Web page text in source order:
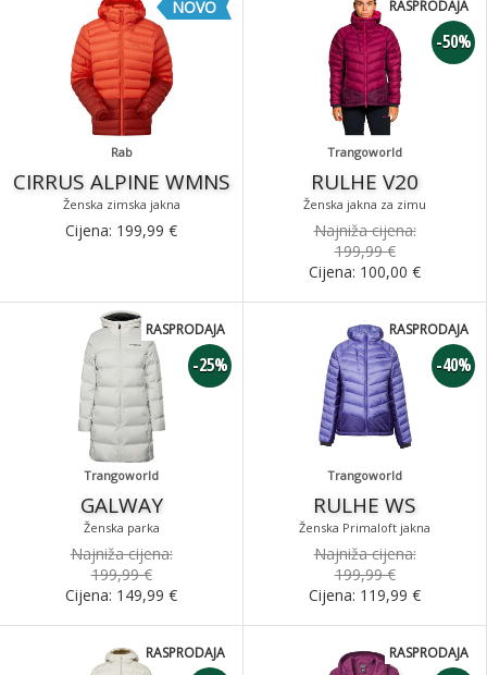
Rab
CIRRUS ALPINE WMNS
Ženska zimska jakna
NOVO
Cijena: 199,99 €
Trangoworld
RULHE V20
Ženska jakna za zimu
-50%
RASPRODAJA
Najniža cijena:
199,99 €
Cijena: 100,00 €
Trangoworld
GALWAY
Ženska parka
-25%
RASPRODAJA
Najniža cijena:
199,99 €
Cijena: 149,99 €
Trangoworld
RULHE WS
Ženska Primaloft jakna
-40%
RASPRODAJA
Najniža cijena:
199,99 €
Cijena: 119,99 €
RASPRODAJA RASPRODAJA